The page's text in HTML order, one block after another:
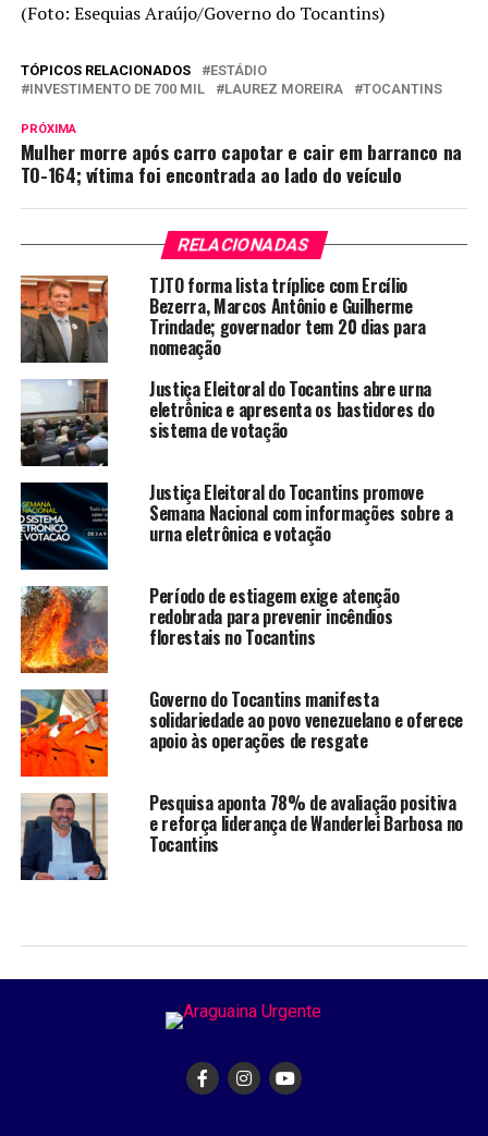
(Foto: Esequias Araújo/Governo do Tocantins)
TÓPICOS RELACIONADOS
ESTÁDIO
INVESTIMENTO DE 700 MIL
LAUREZ MOREIRA TOCANTINS
PRÓXIMA
Mulher morre após carro capotar e cair em barranco na
TO-164; vítima foi encontrada ao lado do veículo
RELACIONADAS
TJTO forma lista tríplice com Ercílio
Bezerra, Marcos Antônio e Guilherme
Trindade; governador tem 20 dias para
nomeação
Justiça Eleitoral do Tocantins abre urna
eletrônica e apresenta os bastidores do
sistema de votação
Justiça Eleitoral do Tocantins promove
Semana Nacional com informações sobre a
urna eletrônica e votação
Período de estiagem exige atenção
redobrada para prevenir incêndios
florestais no Tocantins
Governo do Tocantins manifesta
solidariedade ao povo venezuelano e oferece
apoio às operações de resgate
Pesquisa aponta 78% de avaliação positiva
e reforça liderança de Wanderlei Barbosa no
Tocantins